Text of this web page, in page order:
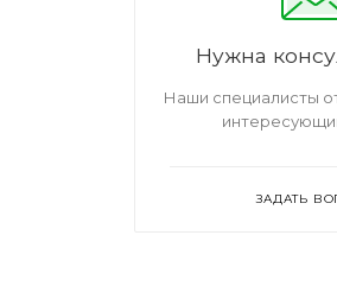
Нужна
Наши специалисты
ЗАДАТЬ